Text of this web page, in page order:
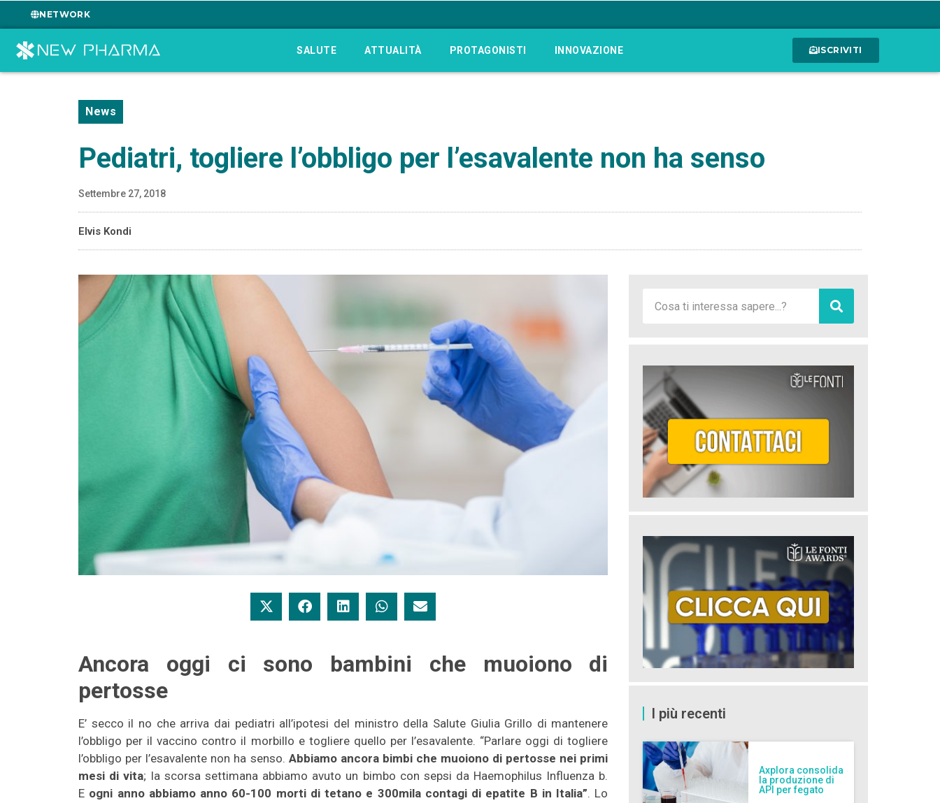
NETWORK
SALUTE ATTUALITÀ PROTAGONISTI INNOVAZIONE ISCRIVITI
News
Pediatri, togliere l’obbligo per l’esavalente non ha senso
Settembre 27, 2018
Elvis Kondi
Ancora oggi ci sono bambini che muoiono di
pertosse
E’ secco il no che arriva dai pediatri all’ipotesi del ministro della Salute Giulia Grillo di mantenere
l’obbligo per il vaccino contro il morbillo e togliere quello per l’esavalente. “Parlare oggi di togliere
l’obbligo per l’esavalente non ha senso. Abbiamo ancora bimbi che muoiono di pertosse nei primi
mesi di vita; la scorsa settimana abbiamo avuto un bimbo con sepsi da Haemophilus Influenza b.
E ogni anno abbiamo anno 60-100 morti di tetano e 300mila contagi di epatite B in Italia”. Lo
I più recenti
Axplora consolida
la produzione di
API per fegato